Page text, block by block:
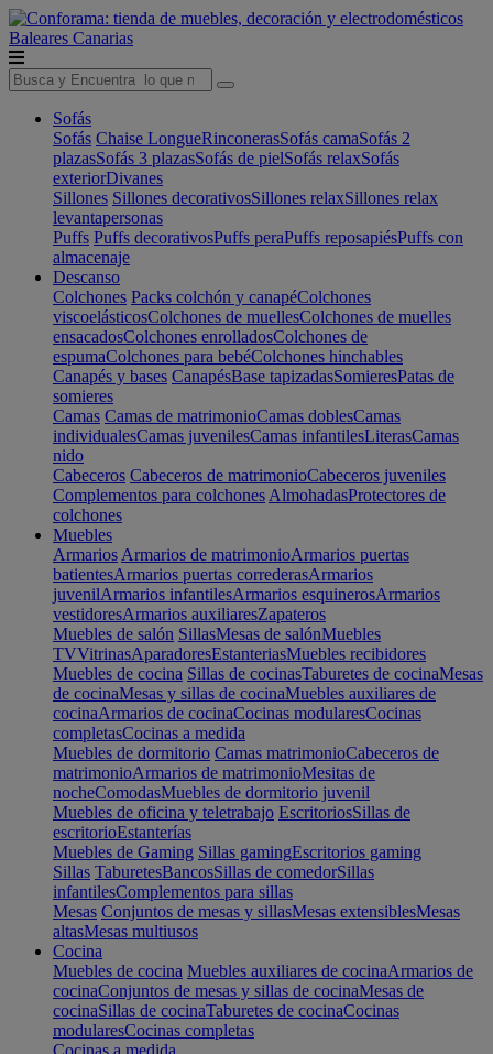
Baleares Canarias
Sofás
Sofás Chaise LongueRinconerasSofás camaSofás 2
plazasSofás 3 plazasSofás de pielSofás relaxSofás
exteriorDivanes
Sillones Sillones decorativosSillones relaxSillones relax
levantapersonas
Puffs Puffs decorativosPuffs peraPuffs reposapiésPuffs con
almacenaje
Descanso
Colchones Packs colchón y canapéColchones
viscoelásticosColchones de muellesColchones de muelles
ensacadosColchones enrolladosColchones de
espumaColchones para bebéColchones hinchables
Canapés y bases CanapésBase tapizadasSomieresPatas de
somieres
Camas Camas de matrimonioCamas doblesCamas
individualesCamas juvenilesCamas infantilesLiterasCamas
nido
Cabeceros Cabeceros de matrimonioCabeceros juveniles
Complementos para colchones AlmohadasProtectores de
colchones
Muebles
Armarios Armarios de matrimonioArmarios puertas
batientesArmarios puertas correderasArmarios
juvenilArmarios infantilesArmarios esquinerosArmarios
vestidoresArmarios auxiliaresZapateros
Muebles de salón SillasMesas de salónMuebles
TVVitrinasAparadoresEstanteriasMuebles recibidores
Muebles de cocina Sillas de cocinasTaburetes de cocinaMesas
de cocinaMesas y sillas de cocinaMuebles auxiliares de
cocinaArmarios de cocinaCocinas modularesCocinas
completasCocinas a medida
Muebles de dormitorio Camas matrimonioCabeceros de
matrimonioArmarios de matrimonioMesitas de
nocheComodasMuebles de dormitorio juvenil
Muebles de oficina y teletrabajo EscritoriosSillas de
escritorioEstanterías
Muebles de Gaming Sillas gamingEscritorios gaming
Sillas TaburetesBancosSillas de comedorSillas
infantilesComplementos para sillas
Mesas Conjuntos de mesas y sillasMesas extensiblesMesas
altasMesas multiusos
Cocina
Muebles de cocina Muebles auxiliares de cocinaArmarios de
cocinaConjuntos de mesas y sillas de cocinaMesas de
cocinaSillas de cocinaTaburetes de cocinaCocinas
modularesCocinas completas
Cocinas a medida